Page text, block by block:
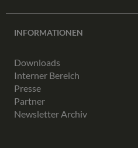
INFORMATIONEN
Downloads
Interner Bereich
Presse
Partner
Newsletter Archiv